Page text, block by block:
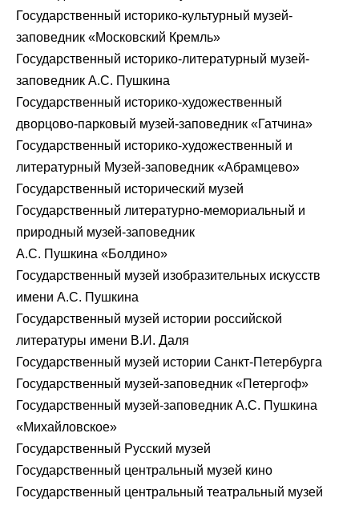
Государственный историко-культурный музей-
заповедник «Московский Кремль»
Государственный историко-литературный музей-
заповедник А.С. Пушкина
Государственный историко-художественный
дворцово-парковый музей-заповедник «Гатчина»
Государственный историко-художественный и
литературный Музей-заповедник «Абрамцево»
Государственный исторический музей
Государственный литературно-мемориальный и
природный музей-заповедник
А.С. Пушкина «Болдино»
Государственный музей изобразительных искусств
имени А.С. Пушкина
Государственный музей истории российской
литературы имени В.И. Даля
Государственный музей истории Санкт-Петербурга
Государственный музей-заповедник «Петергоф»
Государственный музей-заповедник А.С. Пушкина
«Михайловское»
Государственный Русский музей
Государственный центральный музей кино
Государственный центральный театральный музей